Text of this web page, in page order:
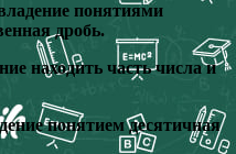
понятиями
дробь.
находить часть числа и
понятием десятичная